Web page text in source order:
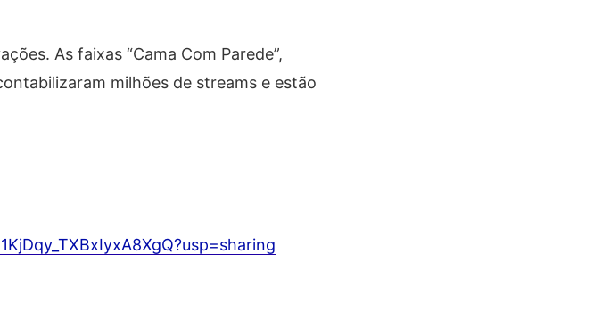
As faixas “Cama Com Parede”,
milhões de streams e estão